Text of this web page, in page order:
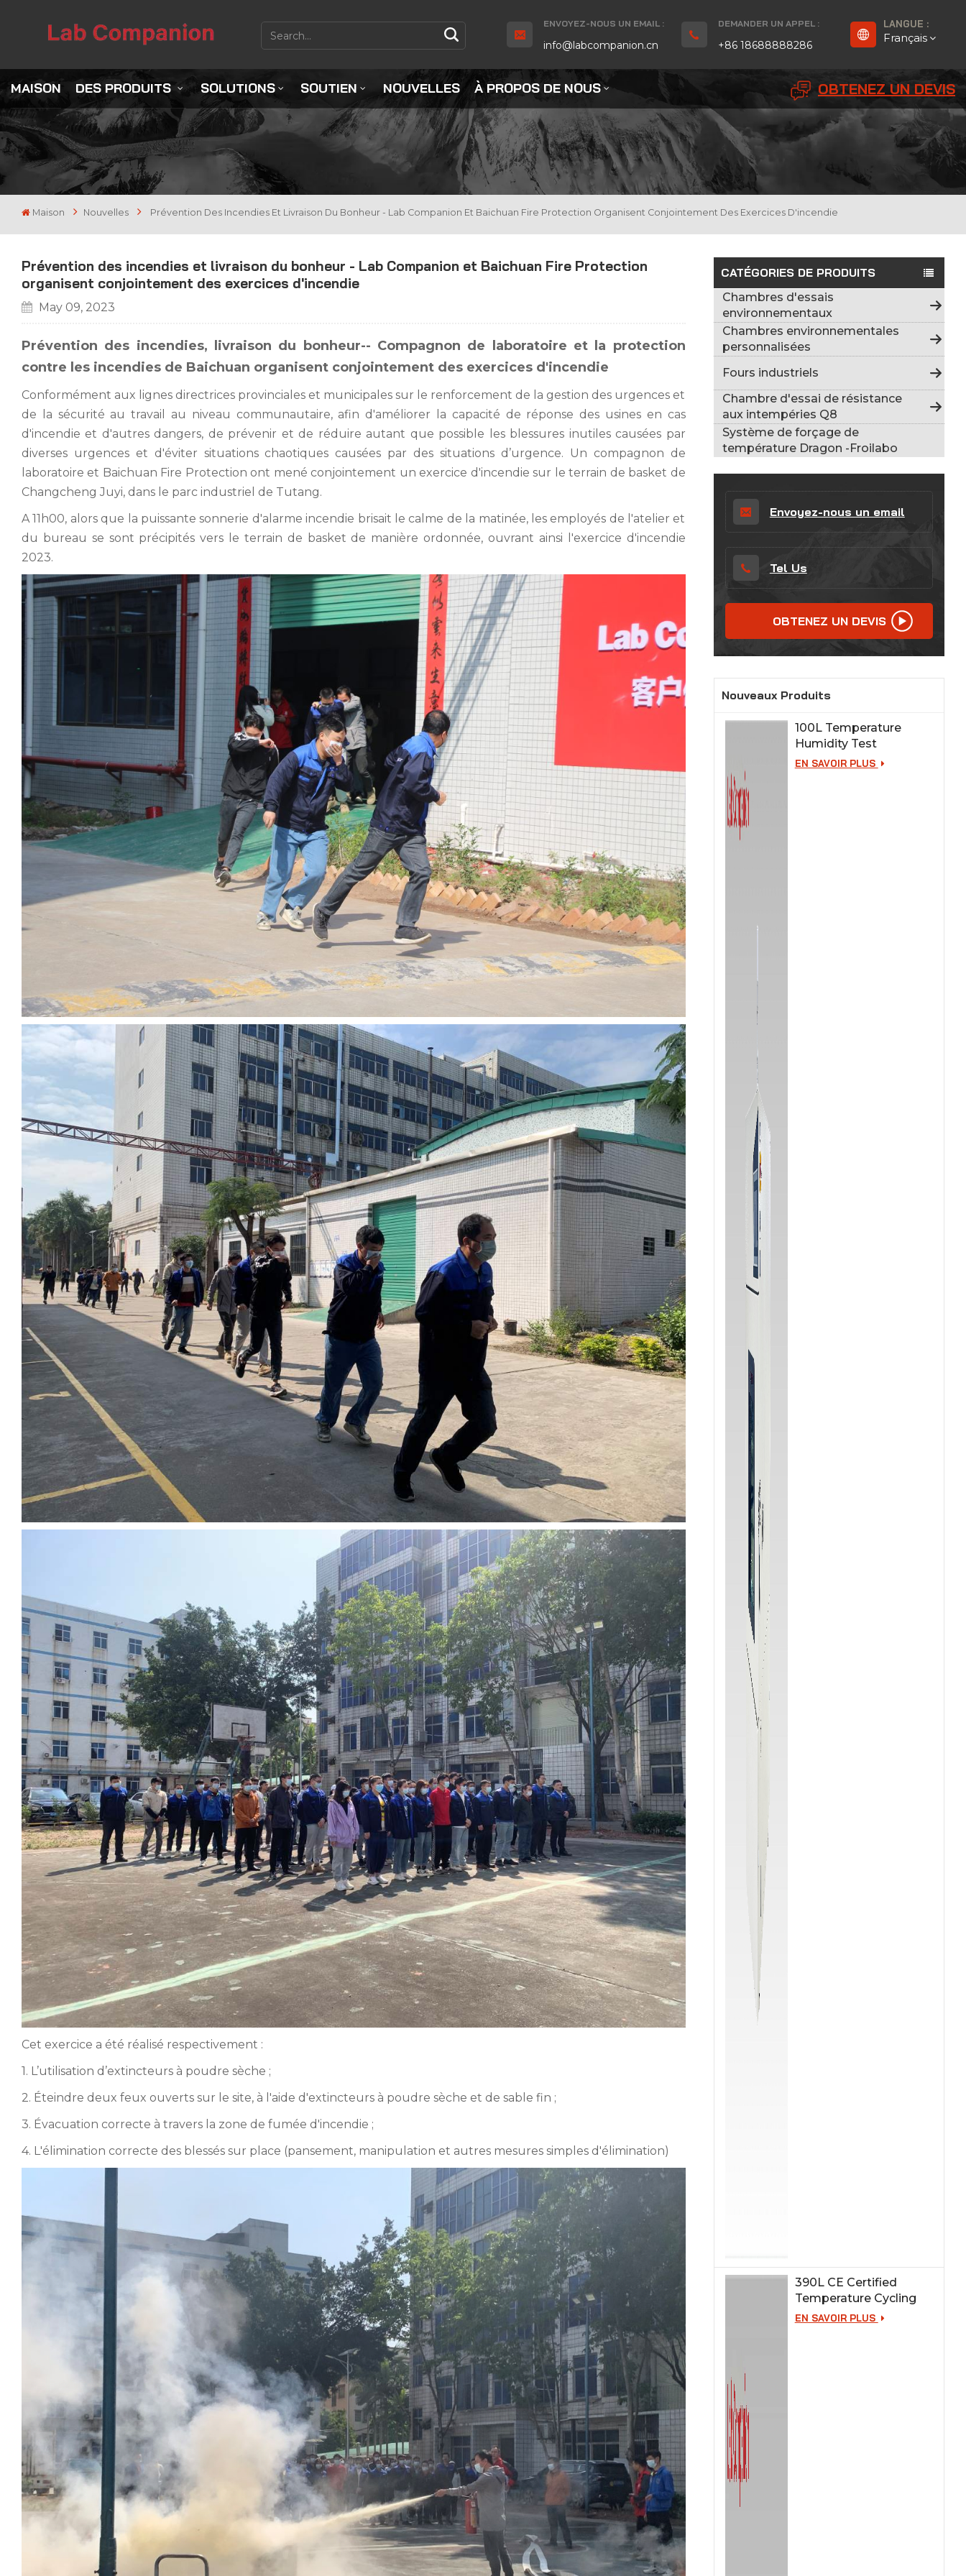
ENVOYEZ-NOUS UN EMAIL :
info@labcompanion.cn
DEMANDER UN APPEL :
+86 18688888286
LANGUE :
Français
Español
بالعربية
Indonesia
ภาษาไทย
日本語
Tiếng Việt
中文
MAISON DES PRODUITS SOLUTIONS SOUTIEN NOUVELLES À PROPOS DE NOUS OBTENEZ UN DEVIS
Maison Nouvelles Prévention Des Incendies Et Livraison Du Bonheur - Lab Companion Et Baichuan Fire Protection Organisent Conjointement Des Exercices D'incendie
CATÉGORIES DE PRODUITS
Chambres d'essais
environnementaux
Chambres environnementales
personnalisées
Fours industriels
Chambre d'essai de résistance
aux intempéries Q8
Système de forçage de
température Dragon -Froilabo
Envoyez-nous un email
Tel Us
OBTENEZ UN DEVIS
Nouveaux Produits
100L Temperature
Humidity Test
Chamber for Lab
EN SAVOIR PLUS
390L CE Certified
Temperature Cycling
Test Chamber
EN SAVOIR PLUS
Prévention des incendies et livraison du bonheur - Lab Companion et Baichuan Fire Protection
organisent conjointement des exercices d'incendie
May 09, 2023
Prévention des incendies, livraison du bonheur-- Compagnon de laboratoire et la protection
contre les incendies de Baichuan organisent conjointement des exercices d'incendie
Conformément aux lignes directrices provinciales et municipales sur le renforcement de la gestion des urgences et
de la sécurité au travail au niveau communautaire, afin d'améliorer la capacité de réponse des usines en cas
d'incendie et d'autres dangers, de prévenir et de réduire autant que possible les blessures inutiles causées par
diverses urgences et d'éviter situations chaotiques causées par des situations d’urgence. Un compagnon de
laboratoire et Baichuan Fire Protection ont mené conjointement un exercice d'incendie sur le terrain de basket de
Changcheng Juyi, dans le parc industriel de Tutang.
A 11h00, alors que la puissante sonnerie d'alarme incendie brisait le calme de la matinée, les employés de l'atelier et
du bureau se sont précipités vers le terrain de basket de manière ordonnée, ouvrant ainsi l'exercice d'incendie
2023.
Cet exercice a été réalisé respectivement :
1. L’utilisation d’extincteurs à poudre sèche ;
2. Éteindre deux feux ouverts sur le site, à l'aide d'extincteurs à poudre sèche et de sable fin ;
3. Évacuation correcte à travers la zone de fumée d'incendie ;
4. L'élimination correcte des blessés sur place (pansement, manipulation et autres mesures simples d'élimination)